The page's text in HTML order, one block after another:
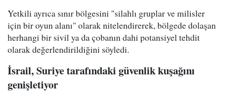
Yetkili ayrıca sınır bölgesini "silahlı gruplar ve milisler
için bir oyun alanı" olarak nitelendirerek, bölgede dolaşan
herhangi bir sivil ya da çobanın dahi potansiyel tehdit
olarak değerlendirildiğini söyledi.
İsrail, Suriye tarafındaki güvenlik kuşağını
genişletiyor